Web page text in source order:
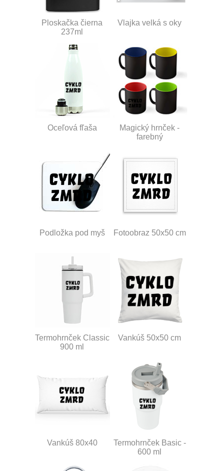
Ploskačka čierna
237ml
Vlajka velká s oky
Oceľová fľaša
Magický hrnček -
farebný
Podložka pod myš Fotoobraz 50x50 cm
Termohrnček Classic
900 ml
Vankúš 50x50 cm
Vankúš 80x40
Termohrnček Basic -
600 ml